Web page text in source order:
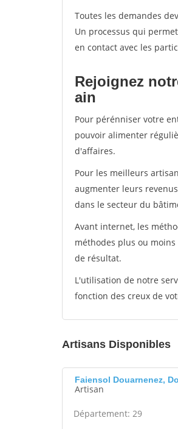
Toutes les demandes
Un processus qui
en contact avec les
Rejoignez
ain
Pour pérénniser votre
pouvoir alimenter
d'affaires.
Pour les meilleurs
augmenter leurs
dans le secteur du
Avant internet, les
méthodes plus ou
de résultat.
L'utilisation de notre
fonction des creux de
Artisans Disponibles
Faiensol Douarnenez,
Artisan
Département: 29